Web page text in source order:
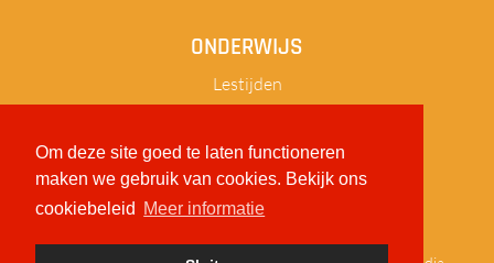
Om deze site goed te laten functioneren
maken we gebruik van cookies. Bekijk ons
cookiebeleid
Meer informatie
ONDERWIJS
Lestijden
Sitemap Privacy